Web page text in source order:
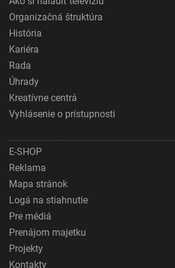
Organizačná štruktúra
História
Kariéra
Rada
Úhrady
Kreatívne centrá
Vyhlásenie o prístupnosti
E-SHOP
Reklama
Mapa stránok
Logá na stiahnutie
Pre médiá
Prenájom majetku
Projekty
Kontakty